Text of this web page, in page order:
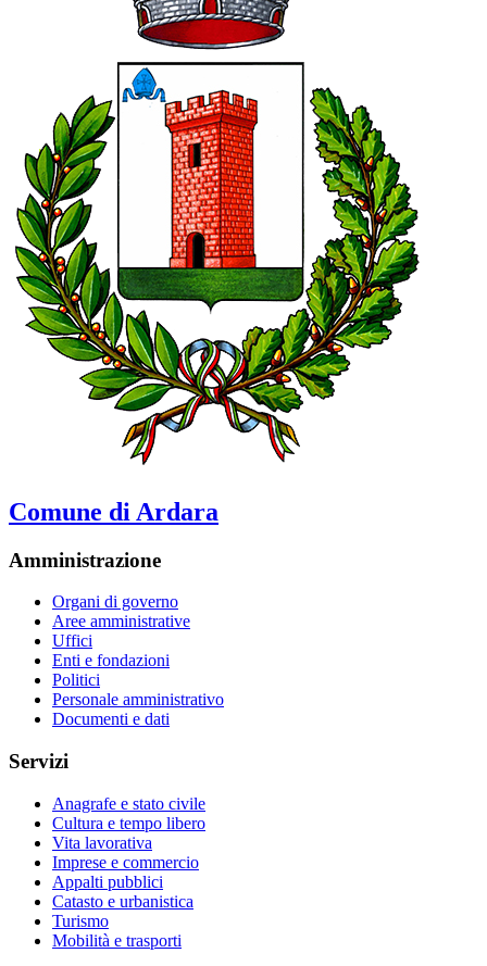
Comune di Ardara
Amministrazione
Organi di governo
Aree amministrative
Uffici
Enti e fondazioni
Politici
Personale amministrativo
Documenti e dati
Servizi
Anagrafe e stato civile
Cultura e tempo libero
Vita lavorativa
Imprese e commercio
Appalti pubblici
Catasto e urbanistica
Turismo
Mobilità e trasporti